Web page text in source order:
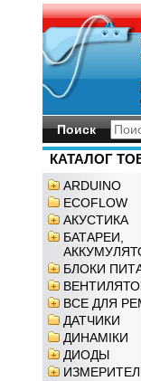
Поиск
КАТАЛОГ
ARDUINO
ECOFLOW
АКУСТИКА
БАТАРЕИ,
БЛОКИ
ВСЕ ДЛЯ
ДАТЧИКИ
ДИНАМІКИ
ДИОДЫ